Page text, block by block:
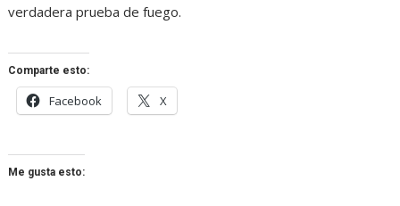
verdadera prueba de fuego.
Comparte esto:
Facebook X
Me gusta esto: